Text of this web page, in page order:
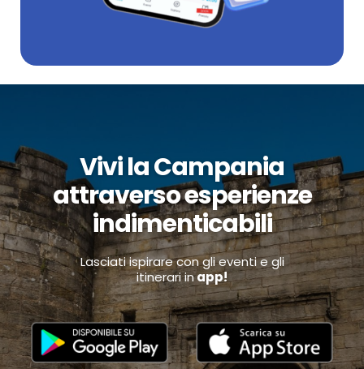
Vivi la Campania
attraverso esperienze
indimenticabili
Lasciati ispirare con gli eventi e gli
itinerari inapp!